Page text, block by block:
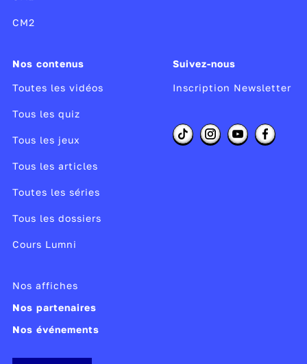
CM2
Nos contenus
Toutes les vidéos
Tous les quiz
Tous les jeux
Tous les articles
Toutes les séries
Tous les dossiers
Cours Lumni
Suivez-nous
Inscription Newsletter
Nos affiches
Nos partenaires
Nos événements